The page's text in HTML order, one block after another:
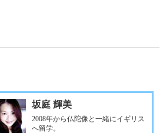
坂庭 輝美
2008年から仏陀像と一緒にイギリス
へ留学。